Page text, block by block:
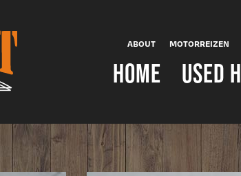
HOME USED
ABOUT MOTORREIZEN